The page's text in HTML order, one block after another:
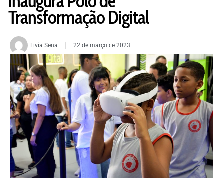
Transformação Digital
Livia Sena 22 de março de 2023